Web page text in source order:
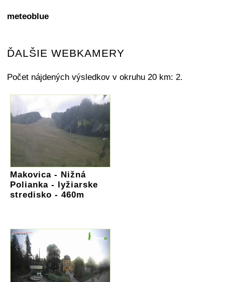
meteoblue
ĎALŠIE WEBKAMERY
Počet nájdených výsledkov v okruhu 20 km: 2.
Makovica - Nižná
Polianka - lyžiarske
stredisko - 460m